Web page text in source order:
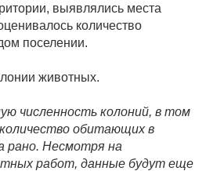
выявлялись места
количество
поселении.
животных.
численность колоний, в том
обитающих в
рано. Несмотря на
работ, данные будут еще